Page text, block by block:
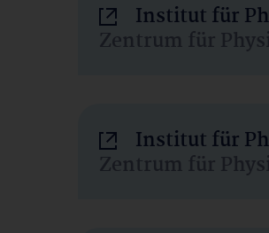
Institut für
Zentrum für
Institut für
Zentrum für